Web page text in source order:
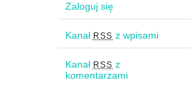
Zaloguj się
Kanał RSS z wpisami
Kanał RSS z
komentarzami